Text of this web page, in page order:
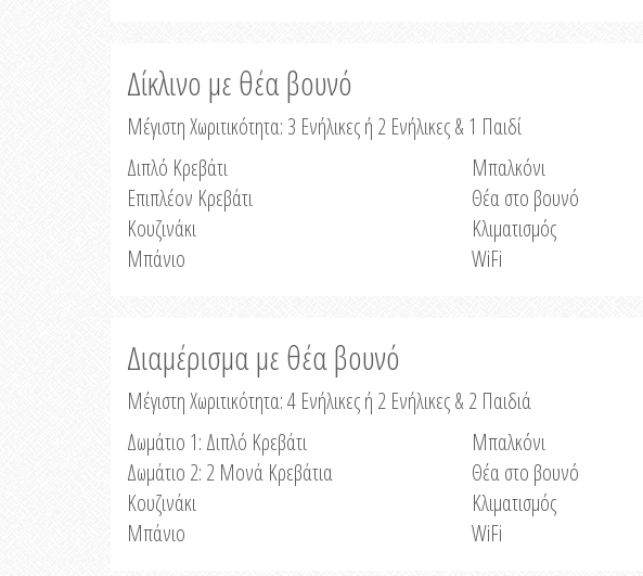
Δίκλινο με θέα βουνό
Μέγιστη Χωριτικότητα: 3 Ενήλικες ή 2 Ενήλικες & 1 Παιδί
Διπλό Κρεβάτι
Επιπλέον Κρεβάτι
Κουζινάκι
Μπάνιο
Μπαλκόνι
Θέα στο βουνό
Κλιματισμός
WiFi
Διαμέρισμα με θέα βουνό
Μέγιστη Χωριτικότητα: 4 Ενήλικες ή 2 Ενήλικες & 2 Παιδιά
Δωμάτιο 1: Διπλό Κρεβάτι
Δωμάτιο 2: 2 Μονά Κρεβάτια
Κουζινάκι
Μπάνιο
Μπαλκόνι
Θέα στο βουνό
Κλιματισμός
WiFi